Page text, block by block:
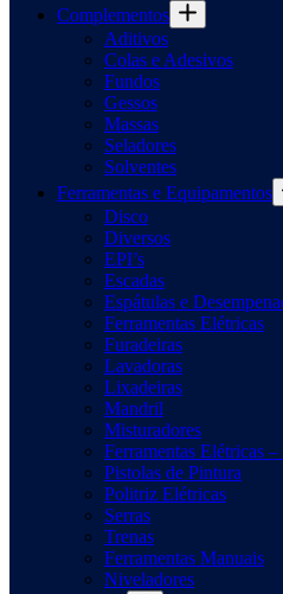
Complementos
Aditivos
Colas e Adesivos
Fundos
Gessos
Massas
Seladores
Solventes
Ferramentas e Equipamentos
Disco
Diversos
EPI’s
Escadas
Espátulas e
Ferramentas Elétricas
Furadeiras
Lavadoras
Lixadeiras
Mandril
Misturadores
Ferramentas Elétricas
Pistolas de Pintura
Politriz Elétricas
Serras
Trenas
Ferramentas Manuais
Niveladores